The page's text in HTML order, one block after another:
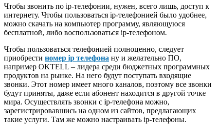
Чтобы звонить по ip-телефонии, нужен, всего лишь, доступ к
интернету. Чтобы пользоваться ip-телефонией было удобнее,
можно скачать на компьютер программу, являющуюся
бесплатной, либо воспользоваться ip-телефоном.
Чтобы пользоваться телефонией полноценно, следует
приобрести номер ip телефона ну и желательно ПО,
например OKTELL – лидера среди бюджетных программных
продуктов на рынке. На него будут поступать входящие
звонки. Этот номер имеет много каналов, поэтому все звонки
будут приняты, даже если абонент находится в другой точке
мира. Осуществлять звонки с ip-телефона можно,
зарегистрировавшись на одном из сайтов, предлагающих
такие услуги. Там же можно настраивать ip-телефоны.